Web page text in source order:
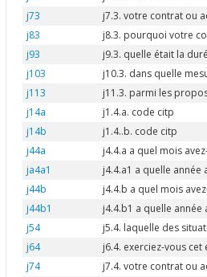
j73
j7.3. votre contrat ou
j83
j8.3. pourquoi votre
j93
j9.3. quelle était la
j103
j10.3. dans quelle
j113
j11.3. parmi les
j14a
j1.4.a. code citp
j14b
j1.4..b. code citp
j44a
j4.4.a a quel mois
ja4a1
j4.4.a1 a quelle année
j44b
j4.4.b a quel mois
j44b1
j4.4.b1 a quelle
j54
j5.4. laquelle des
j64
j6.4. exerciez-vous
j74
j7.4. votre contrat ou